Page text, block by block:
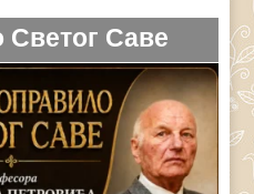
Светог Саве